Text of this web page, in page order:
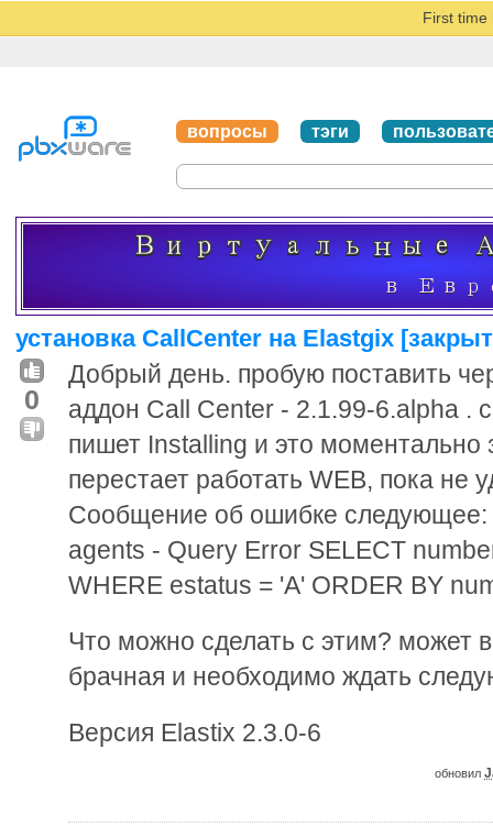
First time
вопросы тэги
установка CallCenter на Elastgix
0
Добрый день. пробую поставить
аддон Call Center - 2.1.99-6.alpha .
пишет Installing и это моментально
перестает работать WEB, пока не
Сообщение об ошибке следующее:
agents - Query Error SELECT
WHERE estatus = 'A' ORDER BY
Что можно сделать с этим? может
брачная и необходимо ждать
Версия Elastix 2.3.0-6
обновил